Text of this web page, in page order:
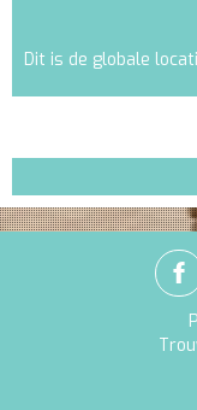
Dit is de globale